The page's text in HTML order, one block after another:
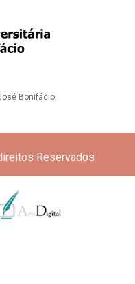
Bonifácio
Reservados